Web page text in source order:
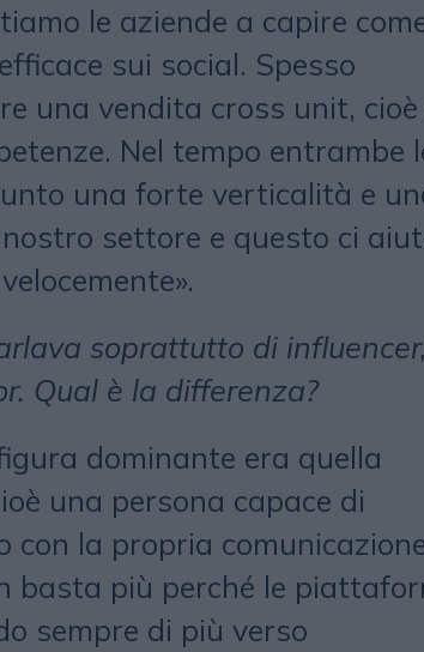
le aziende a capire
sui social. Spesso
una vendita cross unit, cioè
Nel tempo entrambe
una forte verticalità e
settore e questo ci
soprattutto di influencer,
Qual è la differenza?
dominante era quella
una persona capace di
con la propria
basta più perché le
sempre di più verso